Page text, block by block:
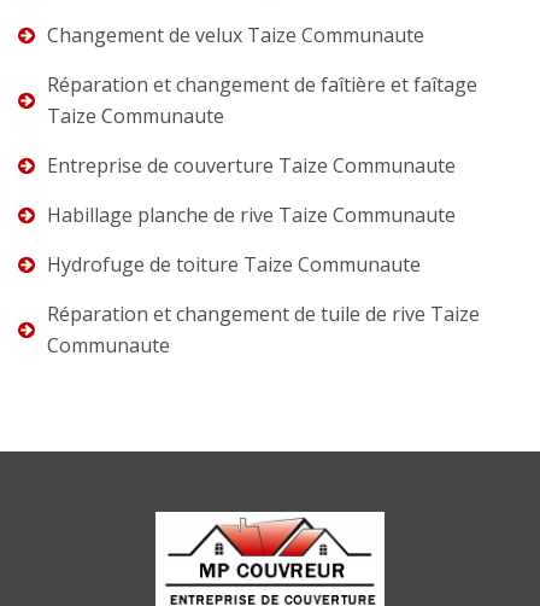
Changement de velux Taize Communaute
Réparation et changement de faîtière et faîtage
Taize Communaute
Entreprise de couverture Taize Communaute
Habillage planche de rive Taize Communaute
Hydrofuge de toiture Taize Communaute
Réparation et changement de tuile de rive Taize
Communaute